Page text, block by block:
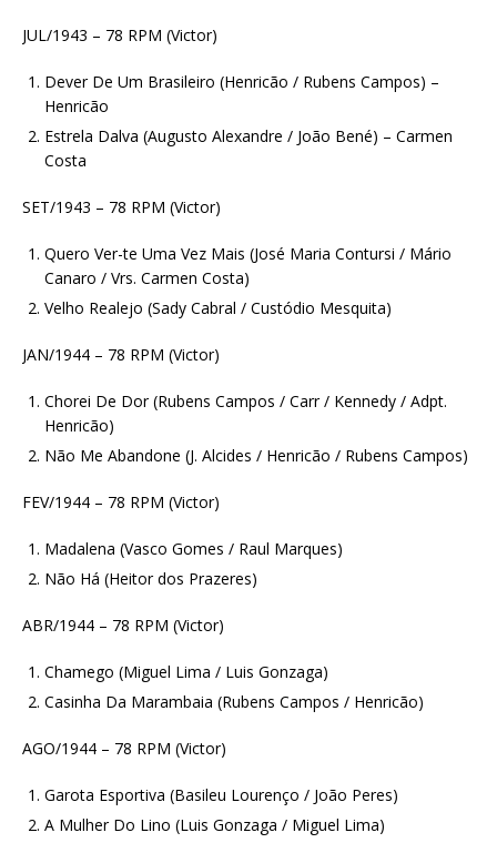
JUL/1943 – 78 RPM (Victor)
Dever De Um Brasileiro (Henricão / Rubens Campos) –
Henricão
Estrela Dalva (Augusto Alexandre / João Bené) – Carmen
Costa
SET/1943 – 78 RPM (Victor)
Quero Ver-te Uma Vez Mais (José Maria Contursi / Mário
Canaro / Vrs. Carmen Costa)
Velho Realejo (Sady Cabral / Custódio Mesquita)
JAN/1944 – 78 RPM (Victor)
Chorei De Dor (Rubens Campos / Carr / Kennedy / Adpt.
Henricão)
Não Me Abandone (J. Alcides / Henricão / Rubens Campos)
FEV/1944 – 78 RPM (Victor)
Madalena (Vasco Gomes / Raul Marques)
Não Há (Heitor dos Prazeres)
ABR/1944 – 78 RPM (Victor)
Chamego (Miguel Lima / Luis Gonzaga)
Casinha Da Marambaia (Rubens Campos / Henricão)
AGO/1944 – 78 RPM (Victor)
Garota Esportiva (Basileu Lourenço / João Peres)
A Mulher Do Lino (Luis Gonzaga / Miguel Lima)